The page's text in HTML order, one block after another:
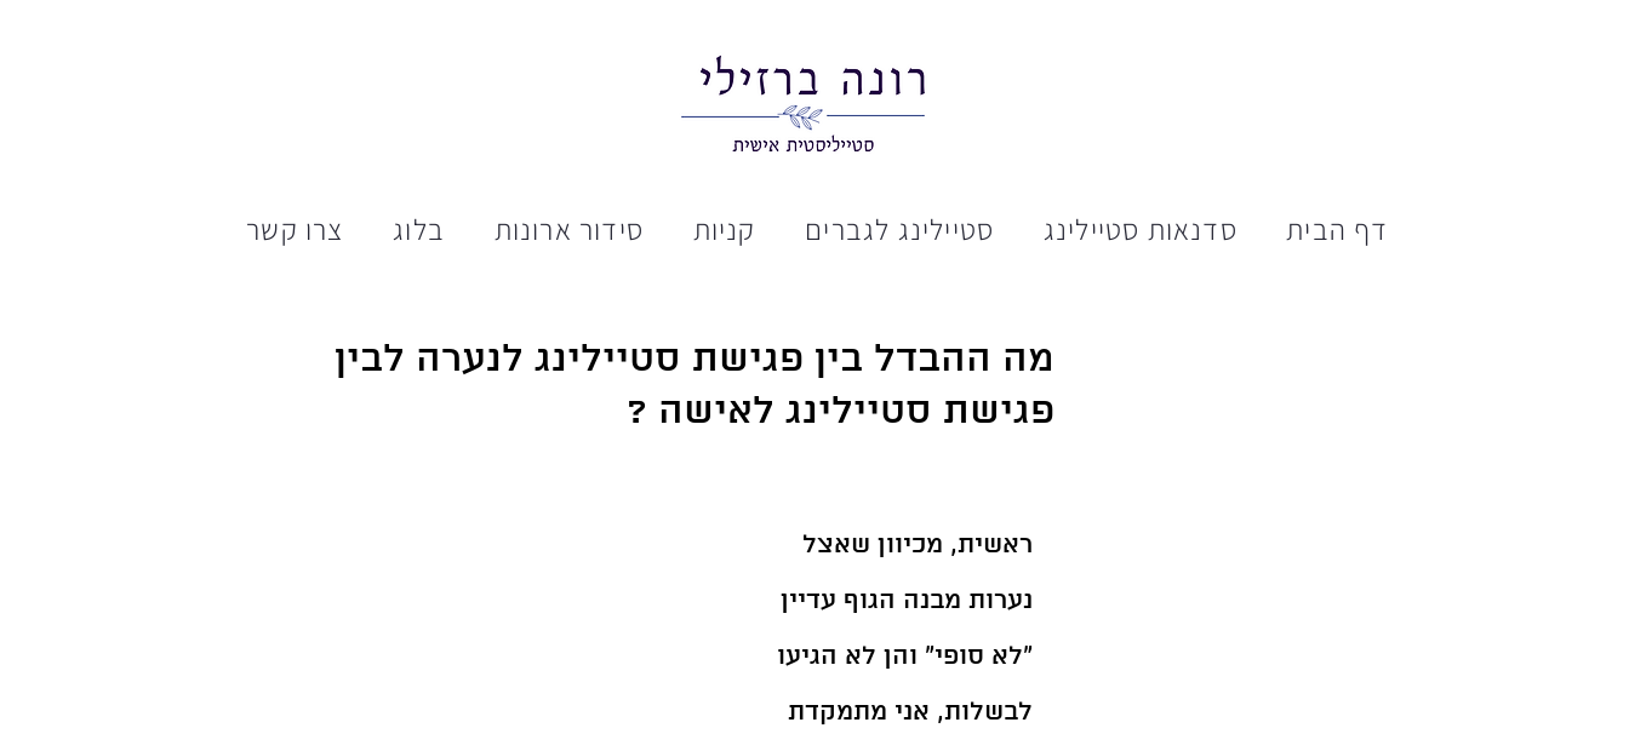
דף הבית סדנאות סטיילינג סטיילינג לגברים קניות סידור ארונות בלוג צרו קשר
מה ההבדל בין פגישת סטיילינג לנערה לבין
פגישת סטיילינג לאישה ?
ראשית, מכיוון שאצל
נערות מבנה הגוף עדיין
"לא סופי" והן לא הגיעו
לבשלות, אני מתמקדת